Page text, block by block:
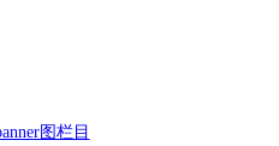
图栏目